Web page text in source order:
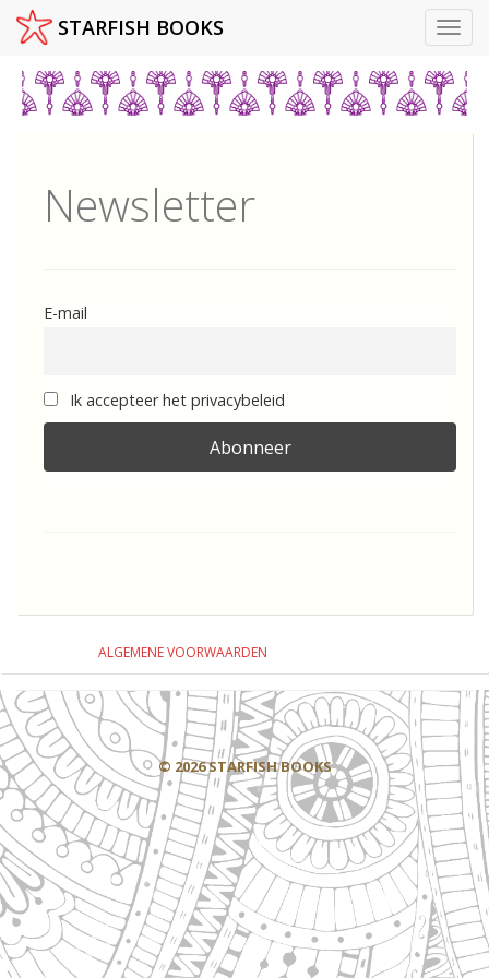
content
STARFISH BOOKS
Newsletter
E-mail
Ik accepteer het privacybeleid
ALGEMENE VOORWAARDEN
© 2026 STARFISH BOOKS